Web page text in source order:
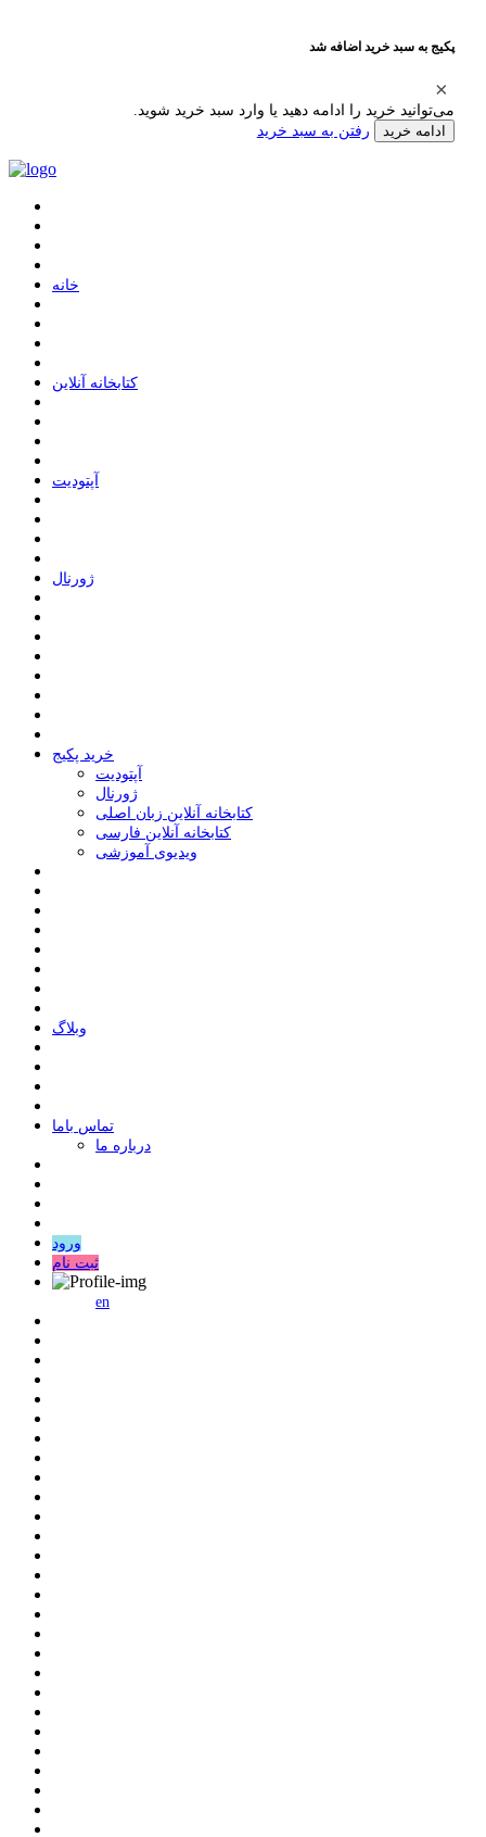
پکیج به سبد خرید اضافه شد
می‌توانید خرید را ادامه دهید یا وارد سبد خرید شوید.
ادامه خرید رفتن به سبد خرید
ﺧﺎﻧﻪ
ﮐﺘﺎﺑﺨﺎﻧﻪ ﺁﻧﻼﯾﻦ
ﺁﭘﺘﻮﺩﯾﺖ
ﮊﻭﺭﻧﺎﻝ
خرید پکیج
ﺁﭘﺘﻮﺩﯾﺖ
ﮊﻭﺭﻧﺎﻝ
کتابخانه آنلاین زبان اصلی
کتابخانه آنلاین فارسی
ویدیوی آموزشی
وبلاگ
ﺗﻤﺎﺱ ﺑﺎﻣﺎ
درباره ما
ورود
ثبت نام
en